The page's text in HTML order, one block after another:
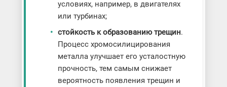
условиях, например, в двигателях
или турбинах;
стойкость к образованию трещин.
Процесс хромосилицирования
металла улучшает его усталостную
прочность, тем самым снижает
вероятность появления трещин и